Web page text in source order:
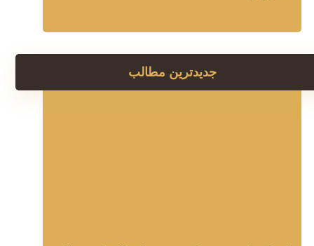
جدیدترین مطالب